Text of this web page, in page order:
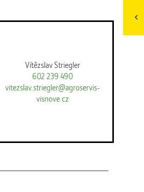
Vítězslav Striegler
602 239 490
vitezslav.striegler@agroservis-
visnove.cz